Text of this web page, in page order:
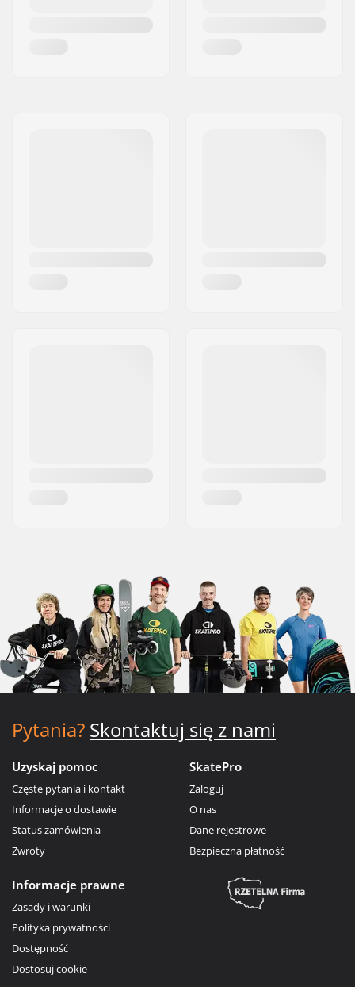
Pytania? Skontaktuj się z nami
Uzyskaj pomoc
Częste pytania i kontakt
Informacje o dostawie
Status zamówienia
Zwroty
SkatePro
Zaloguj
O nas
Dane rejestrowe
Bezpieczna płatność
Informacje prawne
Zasady i warunki
Polityka prywatności
Dostępność
Dostosuj cookie